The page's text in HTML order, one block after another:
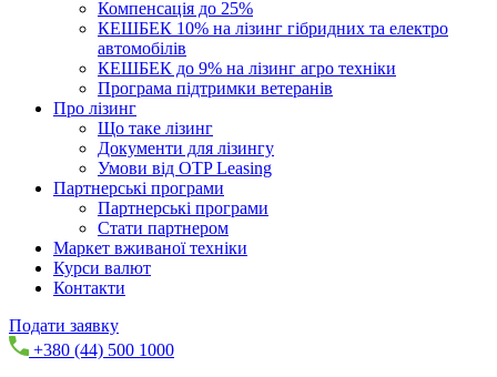
Компенсація до 25%
КЕШБЕК 10% на лізинг гібридних та електро
автомобілів
КЕШБЕК до 9% на лізинг агро техніки
Програма підтримки ветеранів
Про лізинг
Що таке лізинг
Документи для лізингу
Умови від OTP Leasing
Партнерські програми
Партнерські програми
Стати партнером
Маркет вживаної техніки
Курси валют
Контакти
Подати заявку
+380 (44) 500 1000